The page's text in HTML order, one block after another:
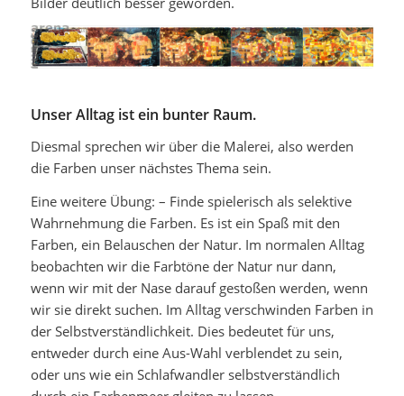
Unser Alltag ist ein bunter Raum.
Diesmal sprechen wir über die Malerei, also werden
die Farben unser nächstes Thema sein.
Eine weitere Übung: – Finde spielerisch als selektive
Wahrnehmung die Farben. Es ist ein Spaß mit den
Farben, ein Belauschen der Natur. Im normalen Alltag
beobachten wir die Farbtöne der Natur nur dann,
wenn wir mit der Nase darauf gestoßen werden, wenn
wir sie direkt suchen. Im Alltag verschwinden Farben in
der Selbstverständlichkeit. Dies bedeutet für uns,
entweder durch eine Aus-Wahl verblendet zu sein,
oder uns wie ein Schlafwandler selbstverständlich